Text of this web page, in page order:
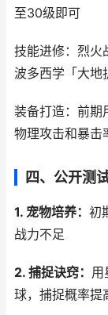
至30级即可
技能进修：烈火
波多西学「大地
装备打造：前期
物理攻击和暴击
四、公开测
1. 宠物培养： 初
战力不足
2. 捕捉诀窍： 用
球，捕捉概率提